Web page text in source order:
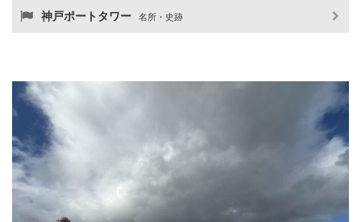
神戸ポートタワー 名所・史跡